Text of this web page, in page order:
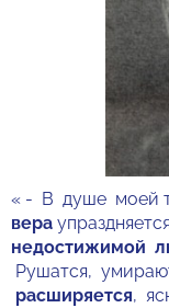
« - В душе моей
вера
недостижимой
Рушатся,
расширяется,